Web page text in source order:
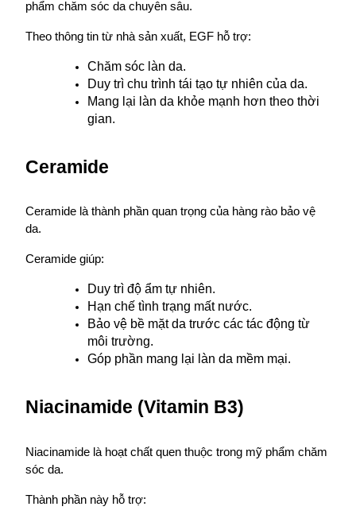
phẩm chăm sóc da chuyên sâu.
Theo thông tin từ nhà sản xuất, EGF hỗ trợ:
Chăm sóc làn da.
Duy trì chu trình tái tạo tự nhiên của da.
Mang lại làn da khỏe mạnh hơn theo thời
gian.
Ceramide
Ceramide là thành phần quan trọng của hàng rào bảo vệ
da.
Ceramide giúp:
Duy trì độ ẩm tự nhiên.
Hạn chế tình trạng mất nước.
Bảo vệ bề mặt da trước các tác động từ
môi trường.
Góp phần mang lại làn da mềm mại.
Niacinamide (Vitamin B3)
Niacinamide là hoạt chất quen thuộc trong mỹ phẩm chăm
sóc da.
Thành phần này hỗ trợ: